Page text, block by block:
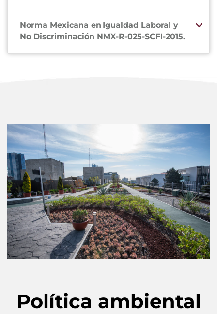
Norma Mexicana en Igualdad Laboral y
No Discriminación NMX-R-025-SCFI-2015.
Política ambiental